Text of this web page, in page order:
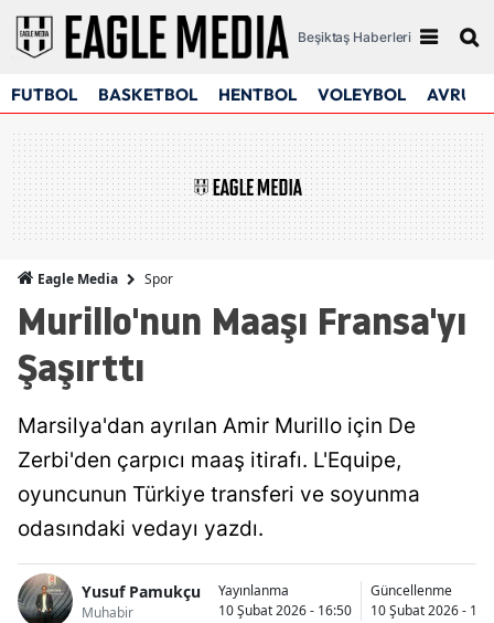
Beşiktaş Haberleri
FUTBOL BASKETBOL HENTBOL VOLEYBOL
Eagle Media Spor
Murillo'nun Maaşı Fransa'yı
Şaşırttı
Marsilya'dan ayrılan Amir Murillo için De
Zerbi'den çarpıcı maaş itirafı. L'Equipe,
oyuncunun Türkiye transferi ve soyunma
odasındaki vedayı yazdı.
Yusuf Pamukçu
Muhabir
Yayınlanma
10 Şubat 2026 - 16:50
Güncellenme
10 Şubat 2026 -